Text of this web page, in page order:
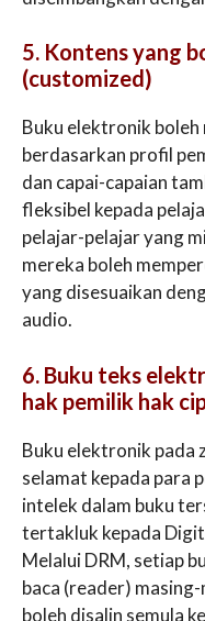
5. Kontens yang
(customized)
Buku elektronik boleh
berdasarkan profil
dan capai-capaian
fleksibel kepada
pelajar-pelajar yang
mereka boleh
yang disesuaikan
audio.
6. Buku teks
hak pemilik hak
Buku elektronik pada
selamat kepada para
intelek dalam buku
tertakluk kepada
Melalui DRM, setiap
baca (reader)
boleh disalin semula